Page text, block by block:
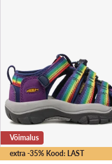
extra -35% Kood: LAST
Võimalus